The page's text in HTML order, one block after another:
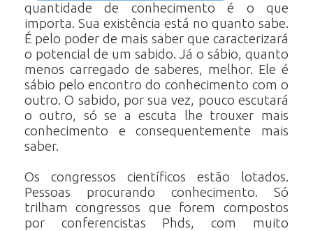
quantidade de conhecimento é o que
importa. Sua existência está no quanto sabe.
É pelo poder de mais saber que caracterizará
o potencial de um sabido. Já o sábio, quanto
menos carregado de saberes, melhor. Ele é
sábio pelo encontro do conhecimento com o
outro. O sabido, por sua vez, pouco escutará
o outro, só se a escuta lhe trouxer mais
conhecimento e consequentemente mais
saber.
Os congressos científicos estão lotados.
Pessoas procurando conhecimento. Só
trilham congressos que forem compostos
por conferencistas Phds, com muito